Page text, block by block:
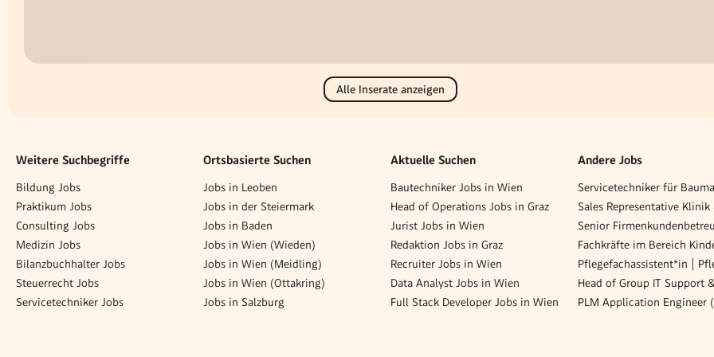
Alle Inserate anzeigen
Weitere Suchbegriffe
Bildung Jobs
Praktikum Jobs
Consulting Jobs
Medizin Jobs
Bilanzbuchhalter Jobs
Steuerrecht Jobs
Servicetechniker Jobs
Ortsbasierte Suchen
Jobs in Leoben
Jobs in der Steiermark
Jobs in Baden
Jobs in Wien (Wieden)
Jobs in Wien (Meidling)
Jobs in Wien (Ottakring)
Jobs in Salzburg
Aktuelle Suchen
Bautechniker Jobs in Wien
Head of Operations Jobs in Graz
Jurist Jobs in Wien
Redaktion Jobs in Graz
Recruiter Jobs in Wien
Data Analyst Jobs in Wien
Full Stack Developer Jobs in Wien
Andere Jobs
Sales Representative
PLM Application Engineer